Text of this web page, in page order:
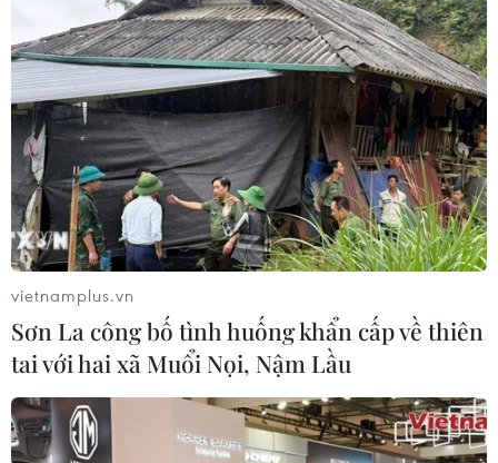
hình thành hữu hình,” Ngày Nước Thế giới năm 2022 là
dịp để kêu gọi cộng đồng cùng chung tay bảo vệ nguồn
tài nguyên quý giá này.
vietnamplus.vn
Sơn La công bố tình huống khẩn cấp về thiên
tai với hai xã Muổi Nọi, Nậm Lầu